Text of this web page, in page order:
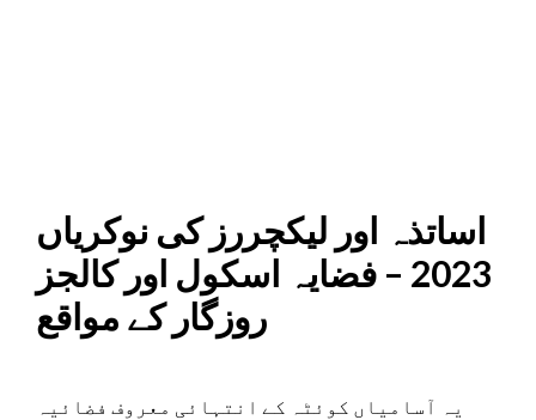
اساتذہ اور لیکچررز کی نوکریاں
2023 – فضایہ اسکول اور کالجز
روزگار کے مواقع
یہ آسامیاں کوئٹہ کے انتہائی معروف فضائیہ